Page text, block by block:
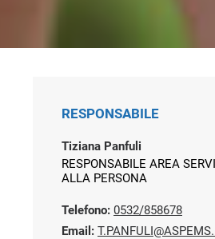
RESPONSABILE
Tiziana Panfuli
RESPONSABILE AREA
ALLA PERSONA
Telefono: 0532/858678
Email: